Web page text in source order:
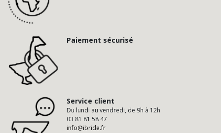
Paiement sécurisé
Service client
Du lundi au vendredi, de 9h à 12h
03 81 81 58 47
info@ibride.fr